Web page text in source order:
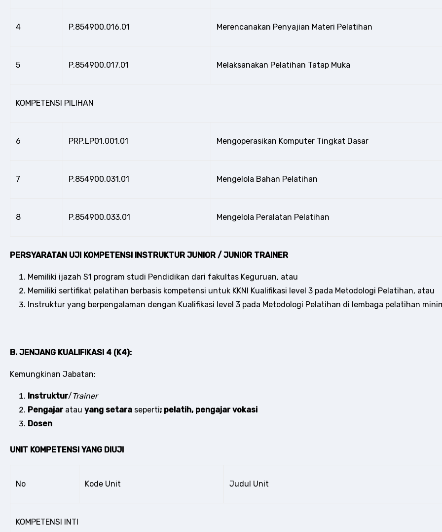
4 P.854900.016.01 Merencanakan Penyajian Materi Pelatihan
5 P.854900.017.01 Melaksanakan Pelatihan Tatap Muka
KOMPETENSI PILIHAN
6 PRP.LP01.001.01 Mengoperasikan Komputer Tingkat Dasar
7 P.854900.031.01 Mengelola Bahan Pelatihan
8 P.854900.033.01 Mengelola Peralatan Pelatihan
PERSYARATAN UJI KOMPETENSI INSTRUKTUR JUNIOR / JUNIOR TRAINER
Memiliki ijazah S1 program studi Pendidikan dari fakultas Keguruan, atau
Memiliki sertifikat pelatihan berbasis kompetensi untuk KKNI Kualifikasi level 3 pada Metodologi Pelatihan, atau
Instruktur yang berpengalaman dengan Kualifikasi level 3 pada Metodologi Pelatihan di lembaga pelatihan
B. JENJANG KUALIFIKASI 4 (K4):
Kemungkinan Jabatan:
Instruktur/ Trainer
Pengajar atau yang setara seperti; pelatih, pengajar vokasi
Dosen
UNIT KOMPETENSI YANG DIUJI
No Kode Unit Judul Unit
KOMPETENSI INTI